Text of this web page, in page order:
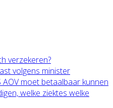
verzekeren?
volgens minister
AOV moet betaalbaar kunnen
welke ziektes welke